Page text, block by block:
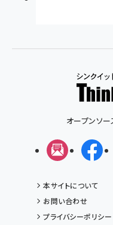
オープンソ
メルマガ
本サイトについて
お問い合わせ
プライバシーポリシー